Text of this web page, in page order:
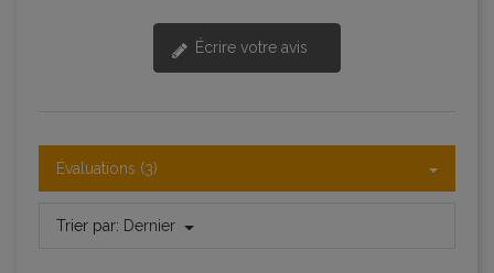
Écrire votre avis
Évaluations (3)
Trier par: Dernier